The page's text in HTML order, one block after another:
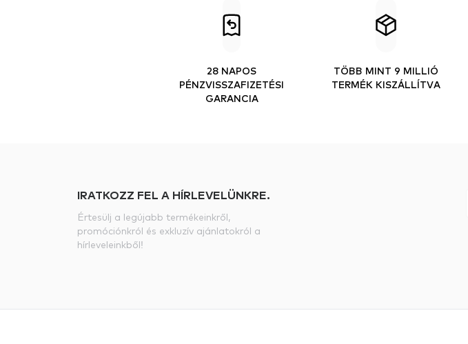
28 NAPOS
PÉNZVISSZAFIZETÉSI
GARANCIA
TÖBB MINT 9 MILLIÓ
TERMÉK KISZÁLLÍTVA
IRATKOZZ FEL A HÍRLEVELÜNKRE.
Értesülj a legújabb termékeinkről,
promóciónkról és exkluzív ajánlatokról a
hírleveleinkből!